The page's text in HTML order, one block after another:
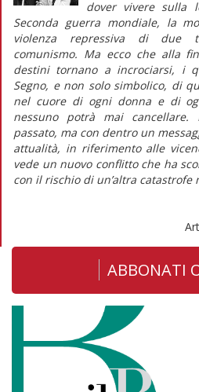
dover vivere sulla
Seconda guerra mondiale, la
violenza repressiva di due
comunismo. Ma ecco che alla
destini tornano a incrociarsi, i
Segno, e non solo simbolico, di
nel cuore di ogni donna e di
nessuno potrà mai
passato, ma con dentro un
attualità, in riferimento alle
vede un nuovo conflitto che ha
con il rischio di un’altra catastrofe
ABBONATI